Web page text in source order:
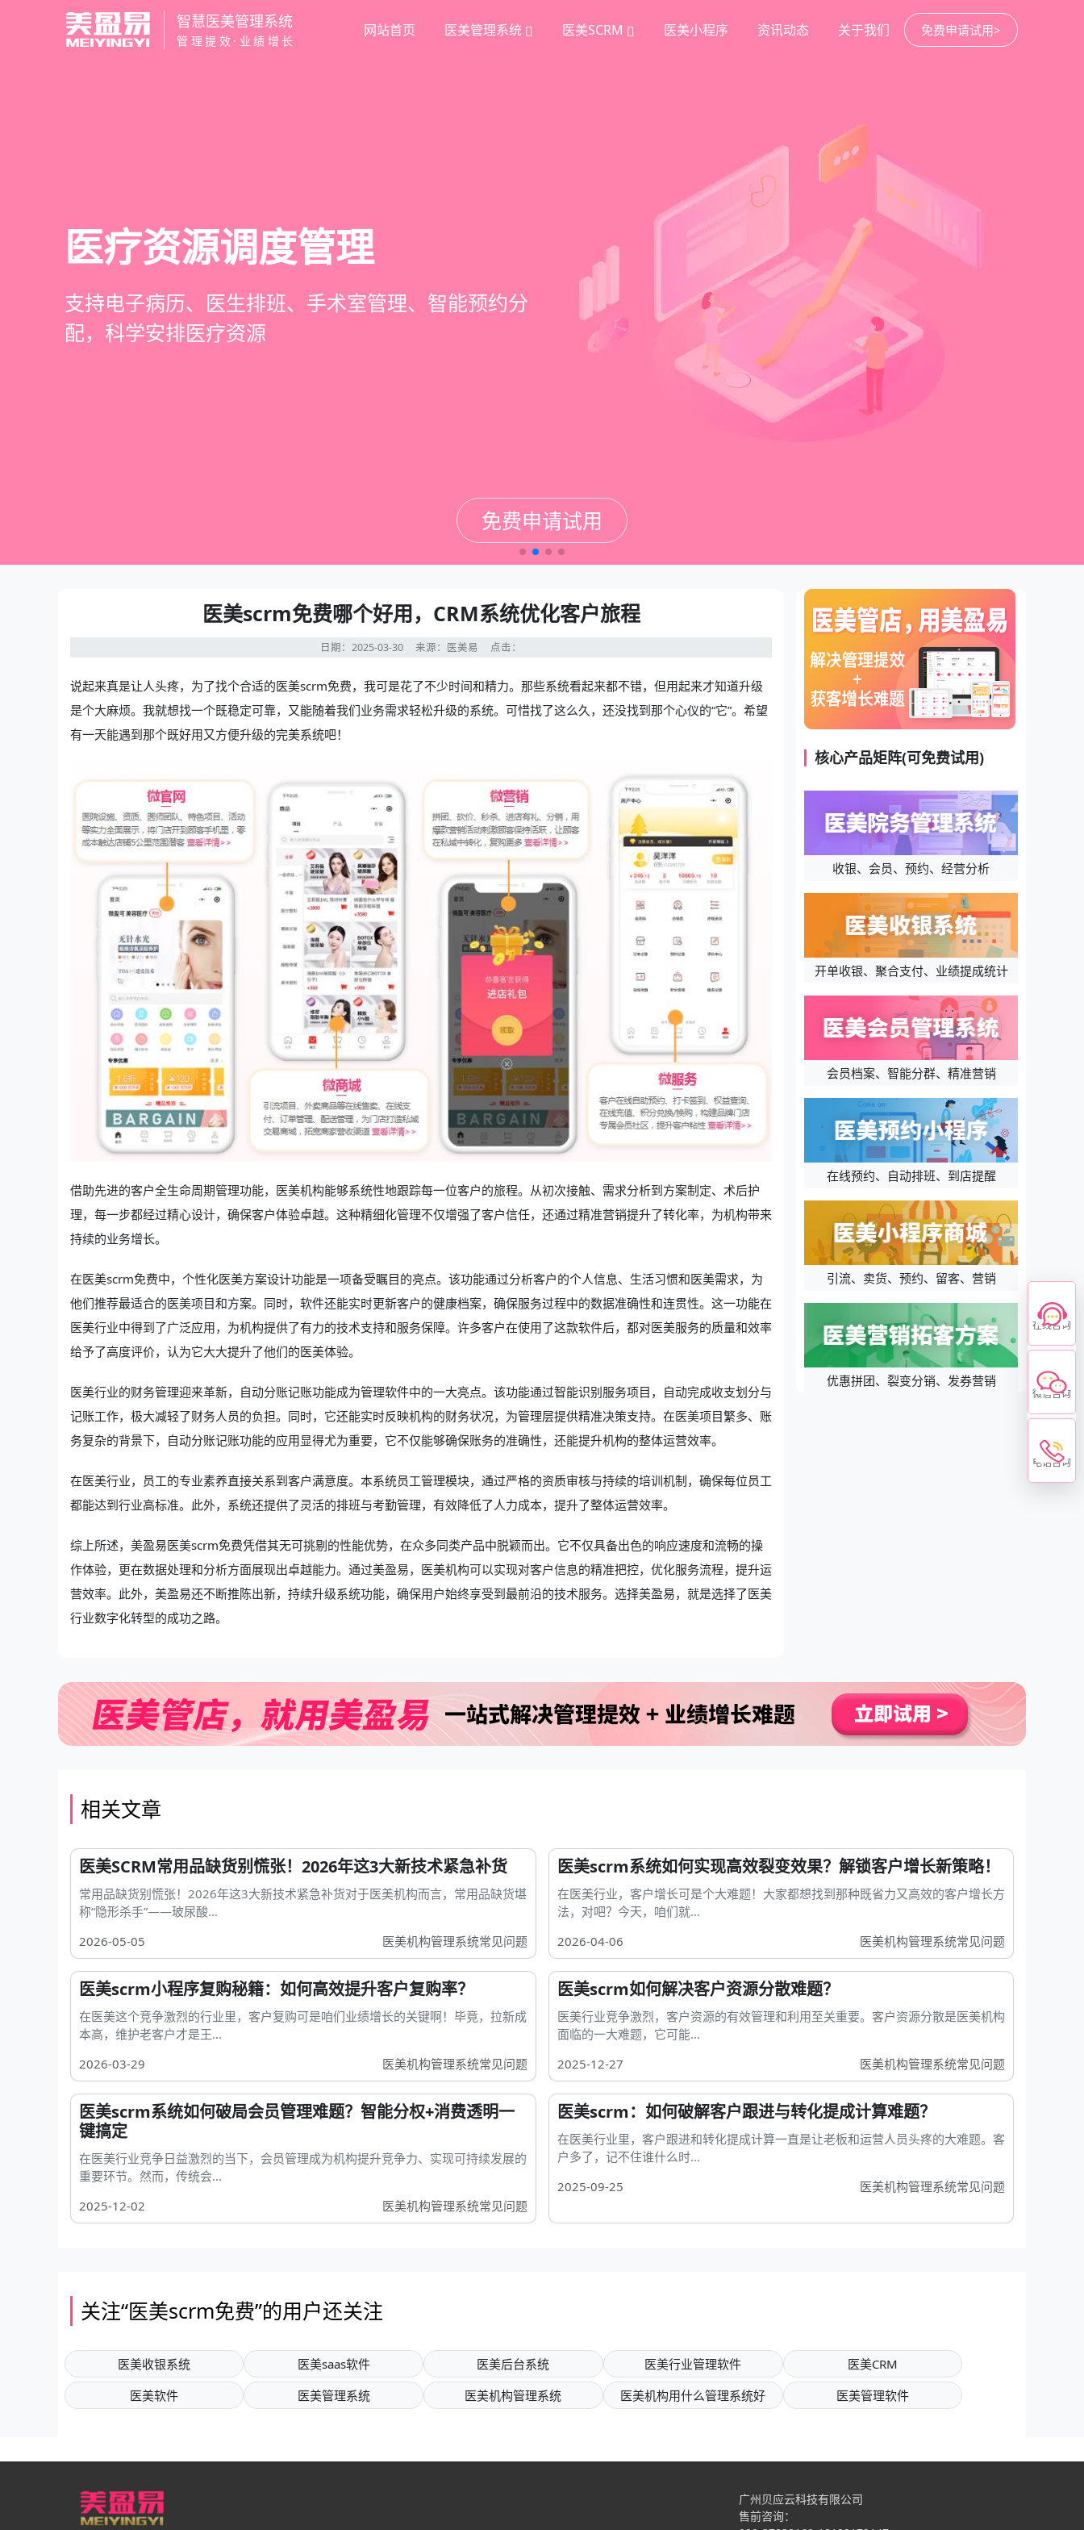
智慧医美管理系统
管理提效·业绩增长
免费申请试用>
网站首页 医美管理系统 医美SCRM 医美小程序 资讯动态 关于我们
智慧医美管理系统
一站式解决医美机构预约、咨询、手术安排、会员管
理、财务核算全流程管理
免费申请试用
医疗资源调度管理
支持电子病历、医生排班、手术室管理、智能预约分
配，科学安排医疗资源
免费申请试用
高净值客户价值挖掘
支持客户分级管理、消费轨迹追踪、个性化方案定
制、实现客户长期价值挖掘
免费申请试用
营销与私域运营
提供小程序商城、私域scrm、项目套餐、裂变分销多
种营销工具，助力获客与转化
免费申请试用
医美scrm免费哪个好用，CRM系统优化客户旅程
日期：2025-03-30 来源：医美易 点击：
说起来真是让人头疼，为了找个合适的医美scrm免费，我可是花了不少时间和精力。那些系统看起来都不错，但用起来才知道升级
是个大麻烦。我就想找一个既稳定可靠，又能随着我们业务需求轻松升级的系统。可惜找了这么久，还没找到那个心仪的“它”。希望
有一天能遇到那个既好用又方便升级的完美系统吧！
借助先进的客户全生命周期管理功能，医美机构能够系统性地跟踪每一位客户的旅程。从初次接触、需求分析到方案制定、术后护
理，每一步都经过精心设计，确保客户体验卓越。这种精细化管理不仅增强了客户信任，还通过精准营销提升了转化率，为机构带来
持续的业务增长。
在医美scrm免费中，个性化医美方案设计功能是一项备受瞩目的亮点。该功能通过分析客户的个人信息、生活习惯和医美需求，为
他们推荐最适合的医美项目和方案。同时，软件还能实时更新客户的健康档案，确保服务过程中的数据准确性和连贯性。这一功能在
医美行业中得到了广泛应用，为机构提供了有力的技术支持和服务保障。许多客户在使用了这款软件后，都对医美服务的质量和效率
给予了高度评价，认为它大大提升了他们的医美体验。
医美行业的财务管理迎来革新，自动分账记账功能成为管理软件中的一大亮点。该功能通过智能识别服务项目，自动完成收支划分与
记账工作，极大减轻了财务人员的负担。同时，它还能实时反映机构的财务状况，为管理层提供精准决策支持。在医美项目繁多、账
务复杂的背景下，自动分账记账功能的应用显得尤为重要，它不仅能够确保账务的准确性，还能提升机构的整体运营效率。
在医美行业，员工的专业素养直接关系到客户满意度。本系统员工管理模块，通过严格的资质审核与持续的培训机制，确保每位员工
都能达到行业高标准。此外，系统还提供了灵活的排班与考勤管理，有效降低了人力成本，提升了整体运营效率。
综上所述，美盈易医美scrm免费凭借其无可挑剔的性能优势，在众多同类产品中脱颖而出。它不仅具备出色的响应速度和流畅的操
作体验，更在数据处理和分析方面展现出卓越能力。通过美盈易，医美机构可以实现对客户信息的精准把控，优化服务流程，提升运
营效率。此外，美盈易还不断推陈出新，持续升级系统功能，确保用户始终享受到最前沿的技术服务。选择美盈易，就是选择了医美
行业数字化转型的成功之路。
核心产品矩阵(可免费试用)
收银、会员、预约、经营分析
开单收银、聚合支付、业绩提成统计
会员档案、智能分群、精准营销
在线预约、自动排班、到店提醒
引流、卖货、预约、留客、营销
优惠拼团、裂变分销、发券营销
相关文章
医美SCRM常用品缺货别慌张！2026年这3大新技术紧急补货
常用品缺货别慌张！2026年这3大新技术紧急补货对于医美机构而言，常用品缺货堪
称“隐形杀手”——玻尿酸...
2026-05-05
医美机构管理系统常见问题
医美scrm系统如何实现高效裂变效果？解锁客户增长新策略！
在医美行业，客户增长可是个大难题！大家都想找到那种既省力又高效的客户增长方
法，对吧？今天，咱们就...
2026-04-06
医美机构管理系统常见问题
医美scrm小程序复购秘籍：如何高效提升客户复购率？
在医美这个竞争激烈的行业里，客户复购可是咱们业绩增长的关键啊！毕竟，拉新成
本高，维护老客户才是王...
2026-03-29
医美机构管理系统常见问题
医美scrm如何解决客户资源分散难题？
医美行业竞争激烈，客户资源的有效管理和利用至关重要。客户资源分散是医美机构
面临的一大难题，它可能...
2025-12-27
医美机构管理系统常见问题
医美scrm系统如何破局会员管理难题？智能分权+消费透明一
键搞定
在医美行业竞争日益激烈的当下，会员管理成为机构提升竞争力、实现可持续发展的
重要环节。然而，传统会...
2025-12-02
医美机构管理系统常见问题
医美scrm：如何破解客户跟进与转化提成计算难题？
在医美行业里，客户跟进和转化提成计算一直是让老板和运营人员头疼的大难题。客
户多了，记不住谁什么时...
2025-09-25
医美机构管理系统常见问题
关注“医美scrm免费”的用户还关注
医美收银系统 医美saas软件 医美后台系统 医美行业管理软件
医美CRM
医美软件
医美管理系统 医美机构管理系统 医美机构用什么管理系统好 医美管理软件
广州贝应云科技有限公司
售前咨询：
在线咨询
微信咨询
电话咨询